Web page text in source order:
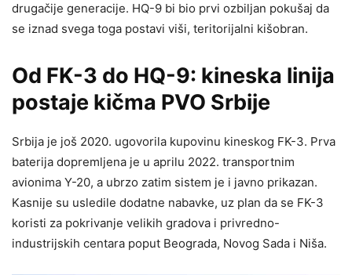
drugačije generacije. HQ-9 bi bio prvi ozbiljan pokušaj da
se iznad svega toga postavi viši, teritorijalni kišobran.
Od FK-3 do HQ-9: kineska linija
postaje kičma PVO Srbije
Srbija je još 2020. ugovorila kupovinu kineskog FK-3. Prva
baterija dopremljena je u aprilu 2022. transportnim
avionima Y-20, a ubrzo zatim sistem je i javno prikazan.
Kasnije su usledile dodatne nabavke, uz plan da se FK-3
koristi za pokrivanje velikih gradova i privredno-
industrijskih centara poput Beograda, Novog Sada i Niša.